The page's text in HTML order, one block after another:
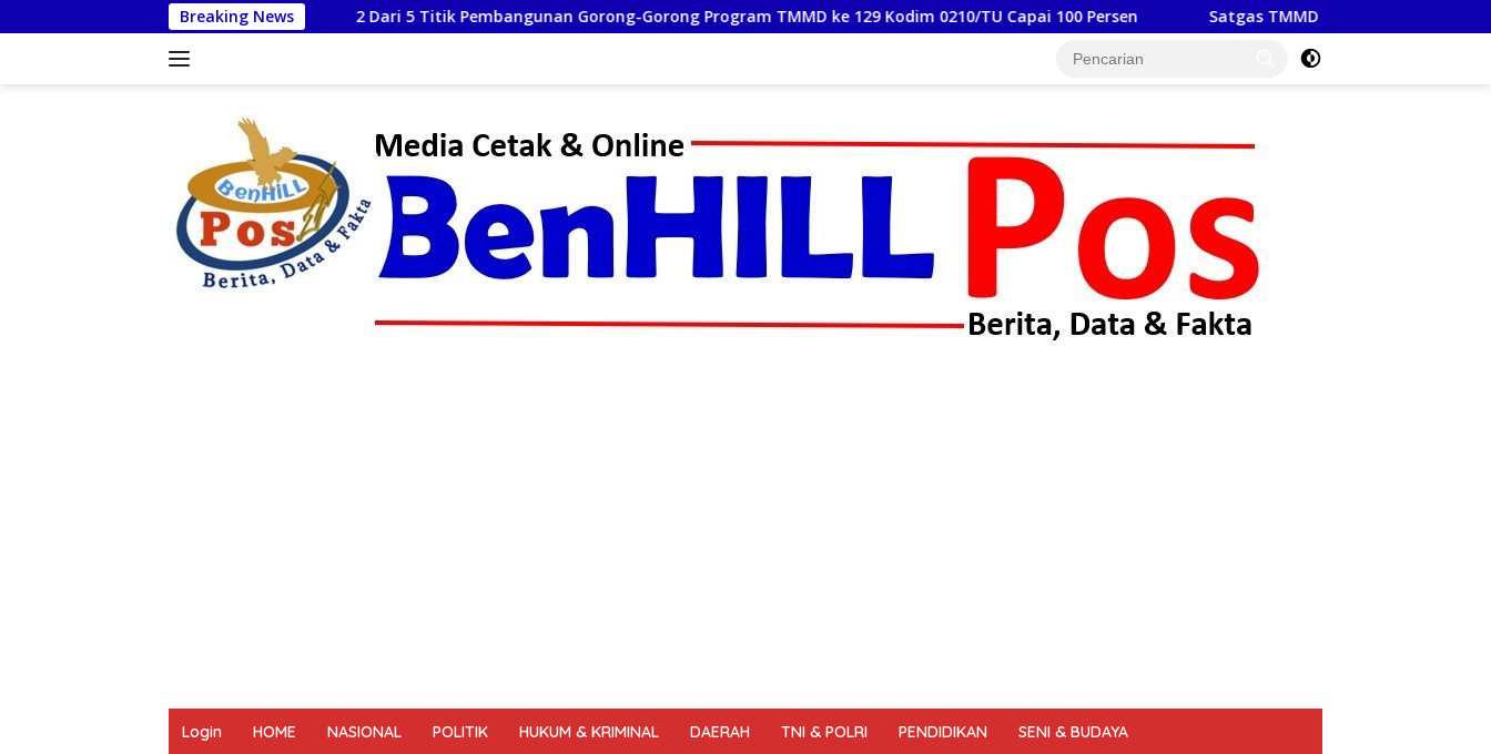
ke
Breaking News
2 Dari 5 Titik Pembangunan Gorong-Gorong Program TMMD ke 129 Kodim 0210/TU Capai 100 Persen Satgas TMMD Ke 129 Kodim 0210/TU Capai Progres
Login HOME NASIONAL POLITIK HUKUM & KRIMINAL DAERAH TNI & POLRI PENDIDIKAN SENI & BUDAYA